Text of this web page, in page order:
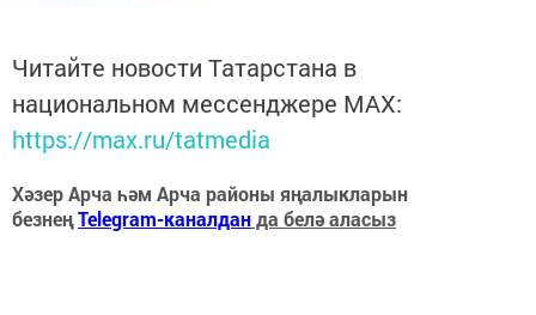
Читайте новости Татарстана в
национальном мессенджере MАХ:
https://max.ru/tatmedia
Хәзер Арча һәм Арча районы яңалыкларын
безнеңTelegram-каналданда белә аласыз